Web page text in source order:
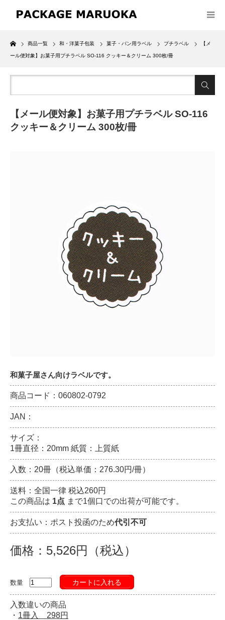
Home
商品一覧 和・洋菓子包装 菓子・パン用ラベル プチラベル 【メ
ール便対象】お菓子用プチラベル SO-116 クッキー＆クリーム 300枚/冊
【メール便対象】お菓子用プチラベル SO-116
クッキー＆クリーム 300枚/冊
和菓子屋さん向けラベルです。
商品コード：060802-0792
JAN：
サイズ：
1冊直径：20mm 紙質：上質紙
入数：20冊（税込単価：276.30円/冊）
送料：全国一律 税込260円
この商品は 1点 まで1個口での出荷が可能です。
お支払い：ポスト投函のため代引不可
価格：5,526円（税込）
数量 カートに入れる
入数違いの商品
・ 1冊入 298円